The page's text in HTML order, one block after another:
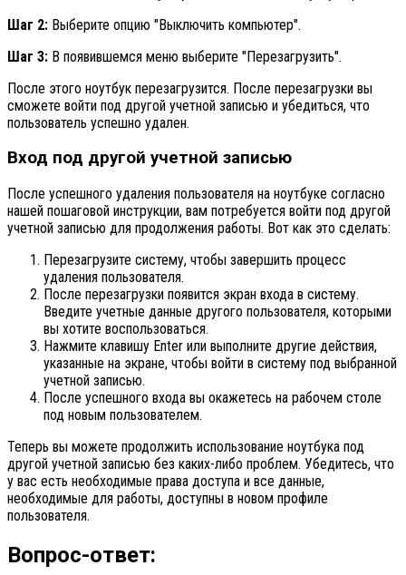
Шаг 2: Выберите опцию "Выключить компьютер".
Шаг 3: В появившемся меню выберите "Перезагрузить".
После этого ноутбук перезагрузится. После перезагрузки вы
сможете войти под другой учетной записью и убедиться, что
пользователь успешно удален.
Вход под другой учетной записью
После успешного удаления пользователя на ноутбуке согласно
нашей пошаговой инструкции, вам потребуется войти под другой
учетной записью для продолжения работы. Вот как это сделать:
Перезагрузите систему, чтобы завершить процесс
удаления пользователя.
После перезагрузки появится экран входа в систему.
Введите учетные данные другого пользователя, которыми
вы хотите воспользоваться.
Нажмите клавишу Enter или выполните другие действия,
указанные на экране, чтобы войти в систему под выбранной
учетной записью.
После успешного входа вы окажетесь на рабочем столе
под новым пользователем.
Теперь вы можете продолжить использование ноутбука под
другой учетной записью без каких-либо проблем. Убедитесь, что
у вас есть необходимые права доступа и все данные,
необходимые для работы, доступны в новом профиле
пользователя.
Вопрос-ответ: